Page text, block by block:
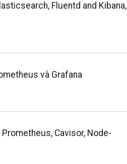
Fluentd and Kibana,
và Grafana
Cavisor, Node-